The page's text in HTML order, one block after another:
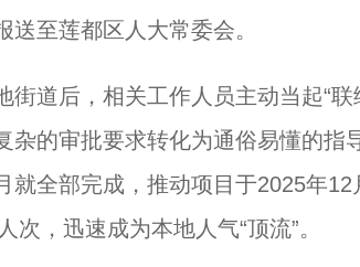
至莲都区人大常委会。
道后，相关工作人员主动当起“联
杂的审批要求转化为通俗易懂的指
就全部完成，推动项目于2025年
，迅速成为本地人气“顶流”。